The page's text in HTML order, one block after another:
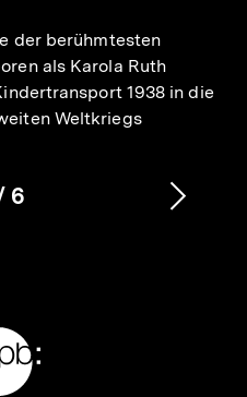
der berühmtesten
als Karola Ruth
1938 in die
Weltkriegs
6